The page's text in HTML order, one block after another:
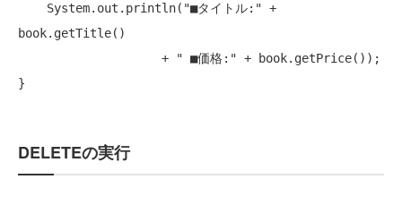
    System.out.println(
"■タイトル:" +
book.getTitle()
                    +
" ■価格:" + book.getPrice());
DELETEの実行